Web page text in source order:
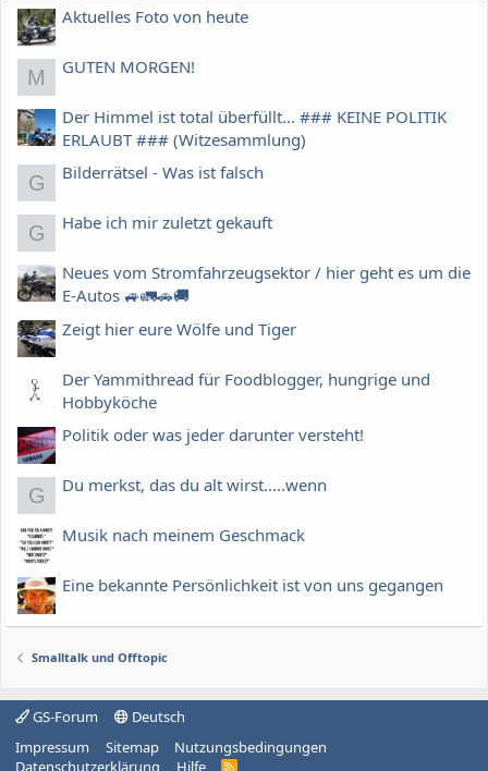
Aktuelles Foto von heute
M GUTEN MORGEN!
Der Himmel ist total überfüllt... ### KEINE POLITIK
ERLAUBT ### (Witzesammlung)
G Bilderrätsel - Was ist falsch
G Habe ich mir zuletzt gekauft
Neues vom Stromfahrzeugsektor / hier geht es um die
E-Autos 🚙🚛🚗🚚
Zeigt hier eure Wölfe und Tiger
Der Yammithread für Foodblogger, hungrige und
Hobbyköche
Politik oder was jeder darunter versteht!
G Du merkst, das du alt wirst.....wenn
Musik nach meinem Geschmack
Eine bekannte Persönlichkeit ist von uns gegangen
Smalltalk und Offtopic
GS-Forum
Deutsch
Impressum
Sitemap
Nutzungsbedingungen
Datenschutzerklärung
Hilfe R